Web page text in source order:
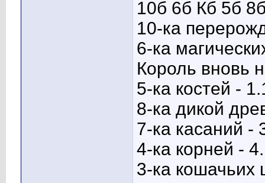
10б 6б Кб 5б
10-ка
6-ка
Король вновь
5-ка костей -
8-ка дикой
7-ка касаний -
4-ка корней -
3-ка кошачьих